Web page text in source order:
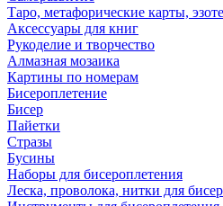
Таро, метафорические карты,
Аксессуары для книг
Рукоделие и творчество
Алмазная мозаика
Картины по номерам
Бисероплетение
Бисер
Пайетки
Стразы
Бусины
Наборы для бисероплетения
Леска, проволока, нитки для